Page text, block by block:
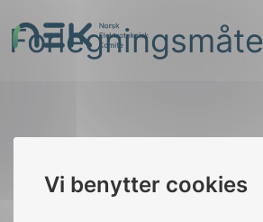
Vi benytter cookies
til
innhold
NEK
Søk
Forlegningsmåte